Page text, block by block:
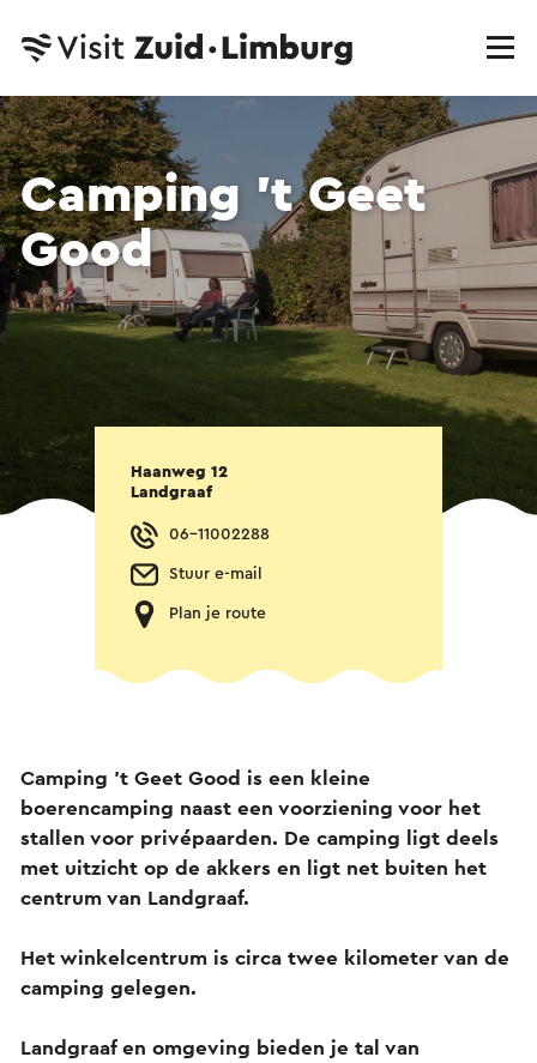
Camping 't Geet
Good
Haanweg 12
Landgraaf
06-11002288
Stuur e-mail
Plan je route
Camping 't Geet Good is een kleine
boerencamping naast een voorziening voor het
stallen voor privépaarden. De camping ligt deels
met uitzicht op de akkers en ligt net buiten het
centrum van Landgraaf.
Het winkelcentrum is circa twee kilometer van de
camping gelegen.
Landgraaf en omgeving bieden je tal van